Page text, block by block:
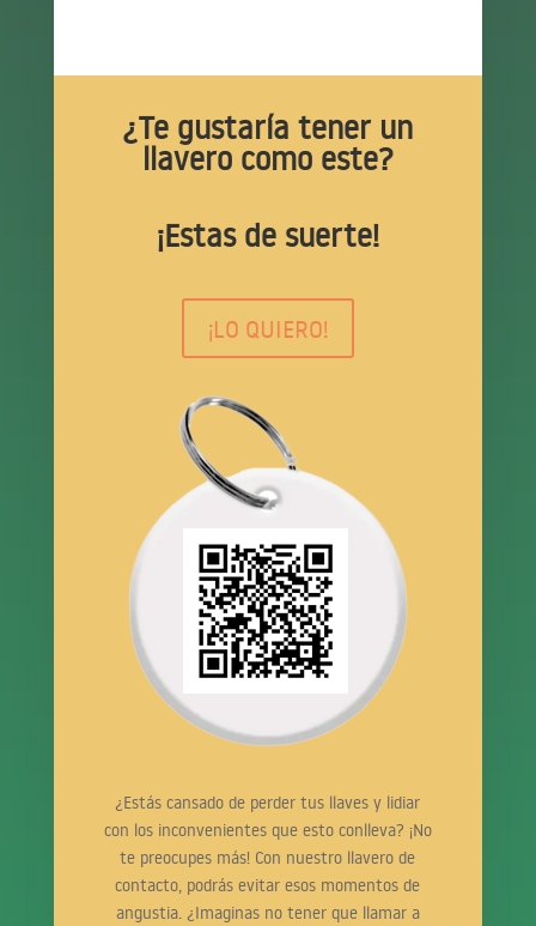
¿Te gustaría tener un
llavero como este?
¡Estas de suerte!
¡LO QUIERO!
¿Estás cansado de perder tus llaves y lidiar
con los inconvenientes que esto conlleva? ¡No
te preocupes más! Con nuestro llavero de
contacto, podrás evitar esos momentos de
angustia. ¿Imaginas no tener que llamar a